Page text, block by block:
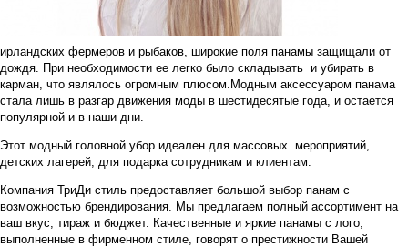
ирландских фермеров и рыбаков, широкие поля панамы защищали от
дождя. При необходимости ее легко было складывать и убирать в
карман, что являлось огромным плюсом. Модным аксессуаром панама
стала лишь в разгар движения моды в шестидесятые года, и остается
популярной и в наши дни.
Этот модный головной убор идеален для массовых мероприятий,
детских лагерей, для подарка сотрудникам и клиентам.
Компания ТриДи стиль предоставляет большой выбор панам с
возможностью брендирования. Мы предлагаем полный ассортимент на
ваш вкус, тираж и бюджет. Качественные и яркие панамы с лого,
выполненные в фирменном стиле, говорят о престижности Вашей